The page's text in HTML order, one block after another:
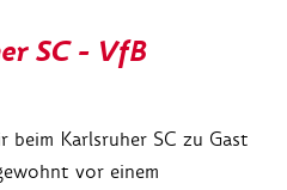
SC - VfB
beim Karlsruher SC zu Gast
vor einem